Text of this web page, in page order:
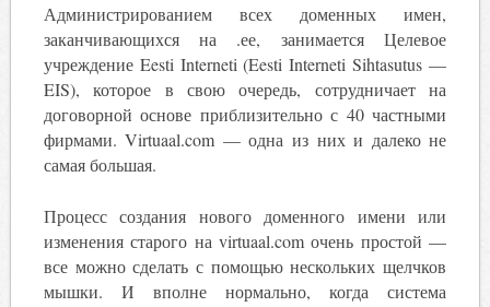
Администрированием всех доменных имен,
заканчивающихся на .ее, занимается Целевое
учреждение Eesti Interneti (Eesti Interneti Sihtasutus —
EIS), которое в свою очередь, сотрудничает на
договорной основе приблизительно с 40 частными
фирмами. Virtuaal.com — одна из них и далеко не
самая большая.
Процесс создания нового доменного имени или
изменения старого на virtuaal.com очень простой —
все можно сделать с помощью нескольких щелчков
мышки. И вполне нормально, когда система